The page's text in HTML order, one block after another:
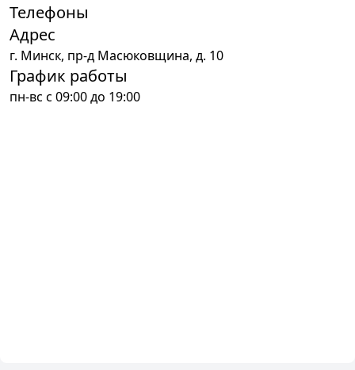
Телефоны
Адрес
г. Минск, пр-д Масюковщина, д. 10
График работы
пн-вс с 09:00 до 19:00